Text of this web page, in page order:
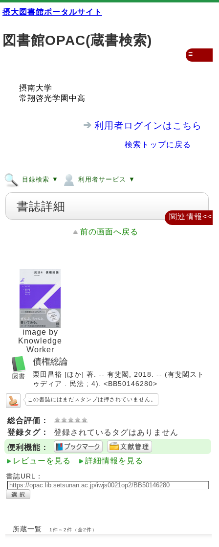
摂大図書館ポータルサイト
図書館OPAC(蔵書検索)
摂南大学
常翔啓光学園中高
利用者ログインはこちら
検索トップに戻る
目録検索 ▼ 利用者サービス ▼
≡
書誌詳細
前の画面へ戻る
image by
Knowledge
Worker
債権総論
栗田昌裕 [ほか] 著. -- 有斐閣, 2018. -- (有斐閣スト
ゥディア . 民法 ; 4). <BB50146280>
この書誌にはまだスタンプは押されていません。
総合評価：
登録タグ：
登録されているタグはありません
便利機能：
レビューを見る
詳細情報を見る
書誌URL：
所蔵一覧 1件～2件（全2件）
関連情報<<